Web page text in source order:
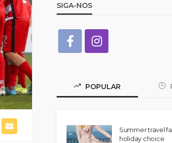
SIGA-NOS
POPULAR
Summer travel
holiday choice